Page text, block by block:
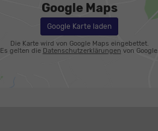
Google Maps
Google Karte laden
Die Karte wird von Google Maps eingebettet.
Es gelten die Datenschutzerklärungen von Google.